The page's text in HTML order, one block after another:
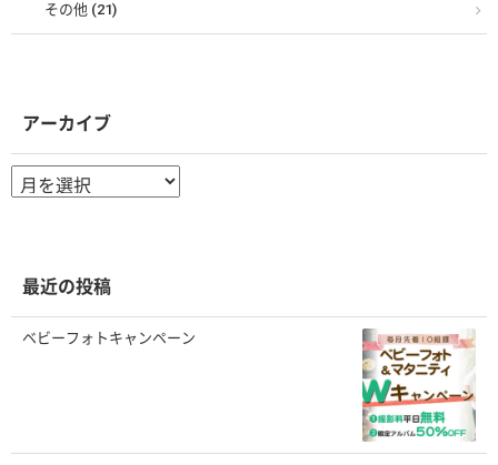
その他 (21)
アーカイブ
ア
ー
最近の投稿
ベビーフォトキャンペーン